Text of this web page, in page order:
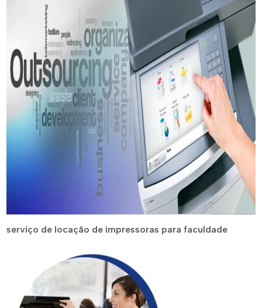
serviço de locação de impressoras para faculdade